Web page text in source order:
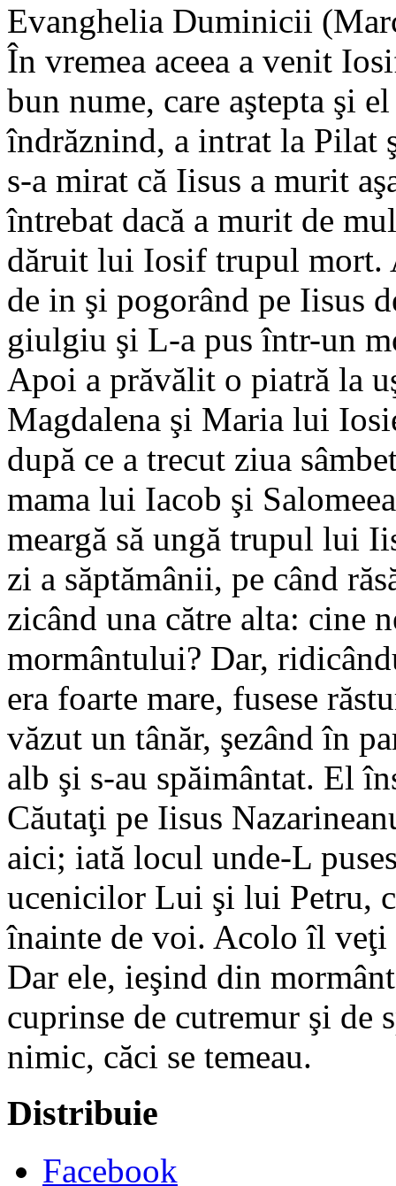
Evanghelia Duminicii
În vremea aceea a venit
bun nume, care aştepta şi
îndrăznind, a intrat la Pilat
s-a mirat că Iisus a murit
întrebat dacă a murit de
dăruit lui Iosif trupul mort.
de in şi pogorând pe Iisus
giulgiu şi L-a pus într-un
Apoi a prăvălit o piatră la
Magdalena şi Maria lui
după ce a trecut ziua
mama lui Iacob şi
meargă să ungă trupul lui
zi a săptămânii, pe când
zicând una către alta: cine
mormântului? Dar,
era foarte mare, fusese
văzut un tânăr, şezând în
alb şi s-au spăimântat. El
Căutaţi pe Iisus
aici; iată locul unde-L
ucenicilor Lui şi lui Petru,
înainte de voi. Acolo îl veţi
Dar ele, ieşind din
cuprinse de cutremur şi de
nimic, căci se temeau.
Distribuie
Facebook